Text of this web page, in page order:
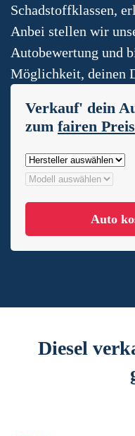
Schadstoffklassen,
Anbei stellen wir
Autobewertung und
Möglichkeit, deinen
Verkauf' dein
zum fairen Preis
Auto
Diesel